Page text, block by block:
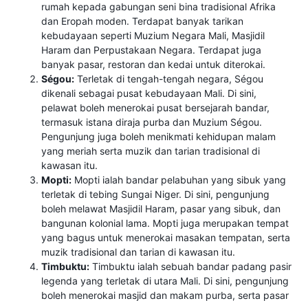
rumah kepada gabungan seni bina tradisional Afrika
dan Eropah moden. Terdapat banyak tarikan
kebudayaan seperti Muzium Negara Mali, Masjidil
Haram dan Perpustakaan Negara. Terdapat juga
banyak pasar, restoran dan kedai untuk diterokai.
Ségou: Terletak di tengah-tengah negara, Ségou
dikenali sebagai pusat kebudayaan Mali. Di sini,
pelawat boleh menerokai pusat bersejarah bandar,
termasuk istana diraja purba dan Muzium Ségou.
Pengunjung juga boleh menikmati kehidupan malam
yang meriah serta muzik dan tarian tradisional di
kawasan itu.
Mopti: Mopti ialah bandar pelabuhan yang sibuk yang
terletak di tebing Sungai Niger. Di sini, pengunjung
boleh melawat Masjidil Haram, pasar yang sibuk, dan
bangunan kolonial lama. Mopti juga merupakan tempat
yang bagus untuk menerokai masakan tempatan, serta
muzik tradisional dan tarian di kawasan itu.
Timbuktu: Timbuktu ialah sebuah bandar padang pasir
legenda yang terletak di utara Mali. Di sini, pengunjung
boleh menerokai masjid dan makam purba, serta pasar